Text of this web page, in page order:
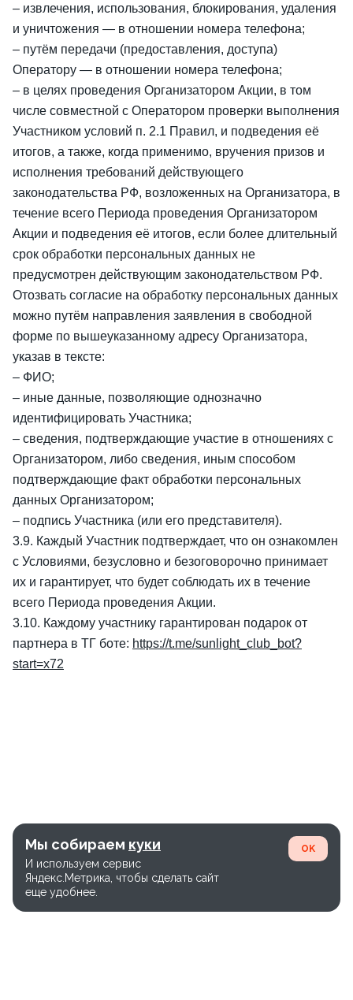
– извлечения, использования, блокирования, удаления
и уничтожения — в отношении номера телефона;
– путём передачи (предоставления, доступа)
Оператору — в отношении номера телефона;
– в целях проведения Организатором Акции, в том
числе совместной с Оператором проверки выполнения
Участником условий п. 2.1 Правил, и подведения её
итогов, а также, когда применимо, вручения призов и
исполнения требований действующего
законодательства РФ, возложенных на Организатора, в
течение всего Периода проведения Организатором
Акции и подведения её итогов, если более длительный
срок обработки персональных данных не
предусмотрен действующим законодательством РФ.
Отозвать согласие на обработку персональных данных
можно путём направления заявления в свободной
форме по вышеуказанному адресу Организатора,
указав в тексте:
– ФИО;
– иные данные, позволяющие однозначно
идентифицировать Участника;
– сведения, подтверждающие участие в отношениях с
Организатором, либо сведения, иным способом
подтверждающие факт обработки персональных
данных Организатором;
– подпись Участника (или его представителя).
3.9. Каждый Участник подтверждает, что он ознакомлен
с Условиями, безусловно и безоговорочно принимает
их и гарантирует, что будет соблюдать их в течение
всего Периода проведения Акции.
3.10. Каждому участнику гарантирован подарок от
партнера в ТГ боте: https://t.me/sunlight_club_bot?
start=x72
Мы собираем куки
И используем сервис
Яндекс.Метрика, чтобы сделать сайт
еще удобнее.
OK